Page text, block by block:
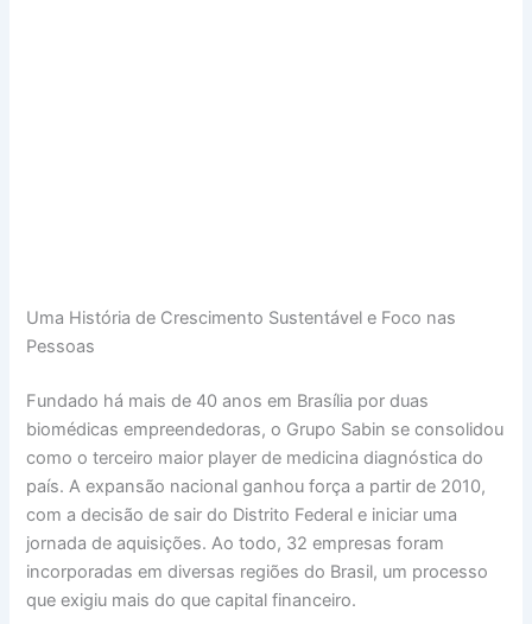
Uma História de Crescimento Sustentável e Foco nas
Pessoas
Fundado há mais de 40 anos em Brasília por duas
biomédicas empreendedoras, o Grupo Sabin se consolidou
como o terceiro maior player de medicina diagnóstica do
país. A expansão nacional ganhou força a partir de 2010,
com a decisão de sair do Distrito Federal e iniciar uma
jornada de aquisições. Ao todo, 32 empresas foram
incorporadas em diversas regiões do Brasil, um processo
que exigiu mais do que capital financeiro.